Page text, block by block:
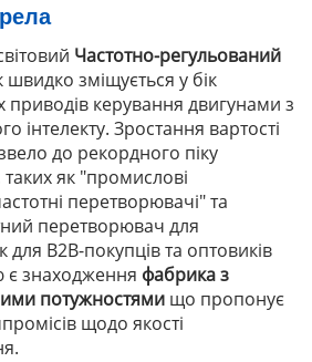
Частотно-регульований
швидко зміщується у бік
приводів керування двигунами з
інтелекту. Зростання вартості
до рекордного піку
як "промислові
перетворювачі"та
перетворювач для
для B2B-покупців та оптовиків
знаходження фабрика з
потужностями що пропонує
щодо якості